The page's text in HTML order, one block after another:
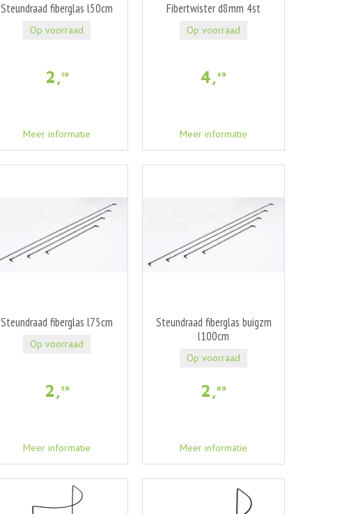
Steundraad fiberglas l50cm
2,19
Meer informatie
Op voorraad
Fibertwister d8mm 4st
4,49
Meer informatie
Op voorraad
Steundraad fiberglas l75cm
2,39
Meer informatie
Op voorraad
Steundraad fiberglas buigzm
l100cm
2,69
Meer informatie
Op voorraad